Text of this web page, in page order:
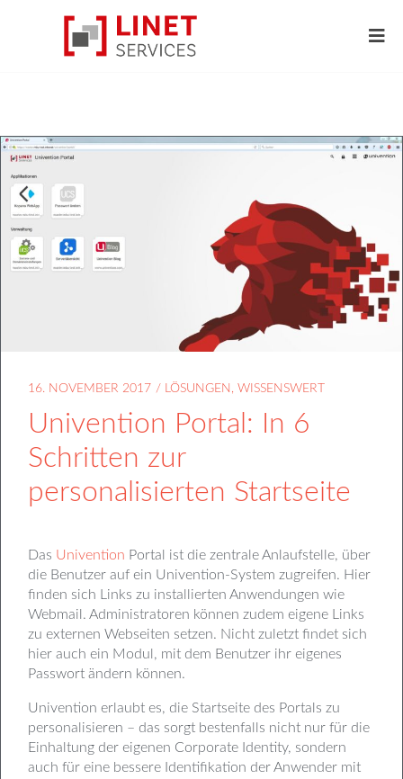
16. NOVEMBER 2017 / LÖSUNGEN , WISSENSWERT
Univention Portal: In 6
Schritten zur
personalisierten Startseite
Das Univention Portal ist die zentrale Anlaufstelle, über
die Benutzer auf ein Univention-System zugreifen. Hier
finden sich Links zu installierten Anwendungen wie
Webmail. Administratoren können zudem eigene Links
zu externen Webseiten setzen. Nicht zuletzt findet sich
hier auch ein Modul, mit dem Benutzer ihr eigenes
Passwort ändern können.
Univention erlaubt es, die Startseite des Portals zu
personalisieren – das sorgt bestenfalls nicht nur für die
Einhaltung der eigenen Corporate Identity, sondern
auch für eine bessere Identifikation der Anwender mit